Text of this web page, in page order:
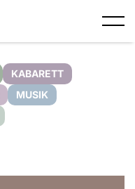
KABARETT
MUSIK